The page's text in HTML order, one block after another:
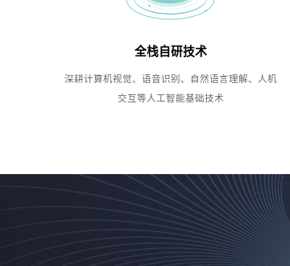
全栈自研技术
深耕计算机视觉、语音识别、自然语言理解、人机
交互等人工智能基础技术